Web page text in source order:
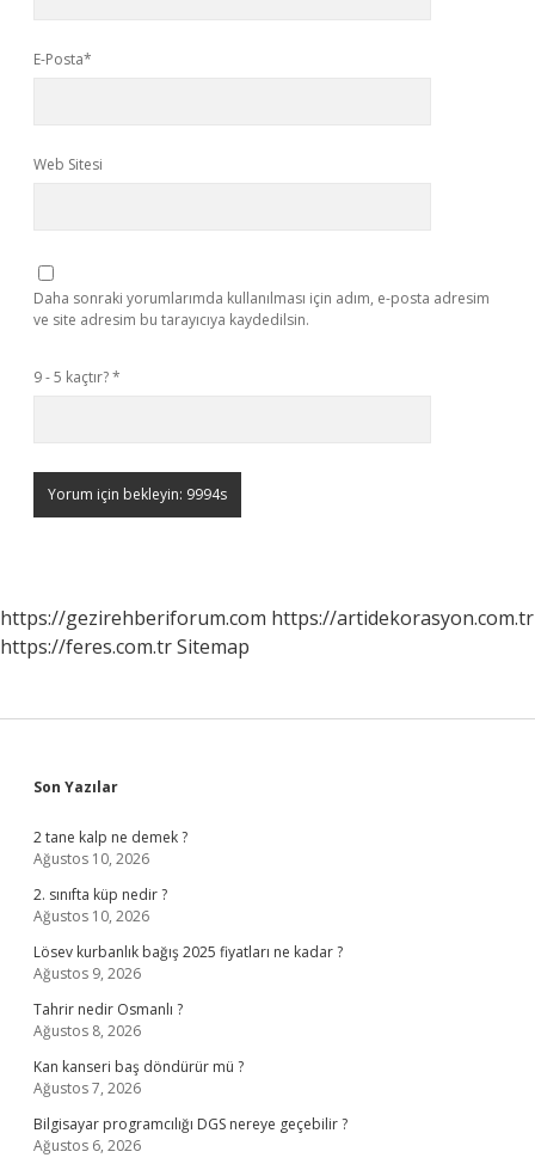
E-Posta*
Web Sitesi
Daha sonraki yorumlarımda kullanılması için adım, e-posta adresim
ve site adresim bu tarayıcıya kaydedilsin.
9 - 5 kaçtır?*
https://gezirehberiforum.com https://artidekorasyon.com.tr
https://feres.com.trSitemap
Sidebar
Son Yazılar
2 tane kalp ne demek ?
Ağustos 10, 2026
2. sınıfta küp nedir ?
Ağustos 10, 2026
Lösev kurbanlık bağış 2025 fiyatları ne kadar ?
Ağustos 9, 2026
Tahrir nedir Osmanlı ?
Ağustos 8, 2026
Kan kanseri baş döndürür mü ?
Ağustos 7, 2026
Bilgisayar programcılığı DGS nereye geçebilir ?
Ağustos 6, 2026